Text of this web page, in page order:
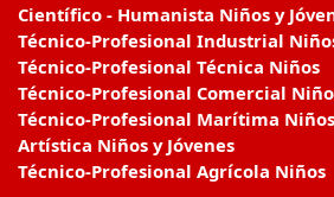
Científico - Humanista Niños y
Técnico-Profesional Industrial
Técnico-Profesional Técnica Niños
Técnico-Profesional Comercial
Técnico-Profesional Marítima Niños
Artística Niños y Jóvenes
Técnico-Profesional Agrícola Niños